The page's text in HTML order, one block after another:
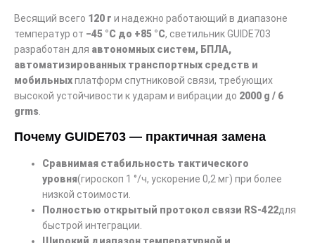
Весящий всего 120 г и надежно работающий в диапазоне
температур от −45 °C до +85 °C, светильник GUIDE703
разработан для автономных систем, БПЛА,
автоматизированных транспортных средств и
мобильныхплатформ спутниковой связи, требующих
высокой устойчивости к ударам и вибрации до 2000 g / 6
grms
Почему GUIDE703 — практичная замена
Сравнимая стабильность тактического
уровня(гироскоп 1 °/ч, ускорение 0,2 мг) при более
низкой стоимости.
Полностью открытый протокол связи RS-422для
быстрой интеграции.
Широкий диапазон температурной и